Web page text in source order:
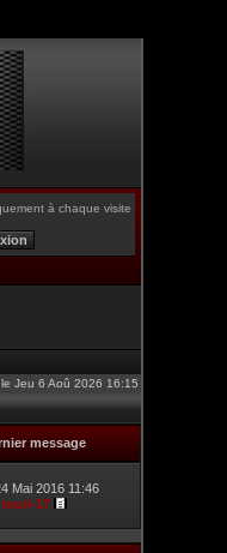
à chaque visite
Jeu 6 Aoû 2026 16:15
message
Mai 2016 11:46
touti-17